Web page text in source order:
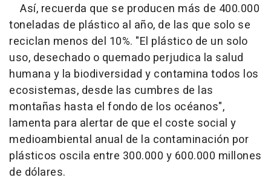
Así, recuerda que se producen más de 400.000
toneladas de plástico al año, de las que solo se
reciclan menos del 10%. "El plástico de un solo
uso, desechado o quemado perjudica la salud
humana y la biodiversidad y contamina todos los
ecosistemas, desde las cumbres de las
montañas hasta el fondo de los océanos",
lamenta para alertar de que el coste social y
medioambiental anual de la contaminación por
plásticos oscila entre 300.000 y 600.000 millones
de dólares.